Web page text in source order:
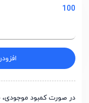
100
در صورت کمبود موجودی،